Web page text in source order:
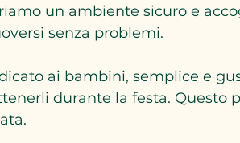
un ambiente sicuro e
senza problemi.
ai bambini, semplice e
durante la festa. Questo